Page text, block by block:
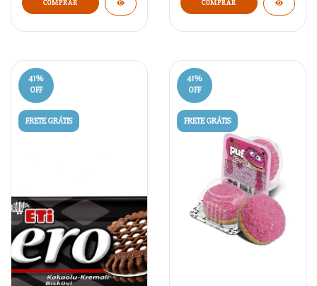
41%
OFF
FRETE GRÁTIS
41%
OFF
FRETE GRÁTIS